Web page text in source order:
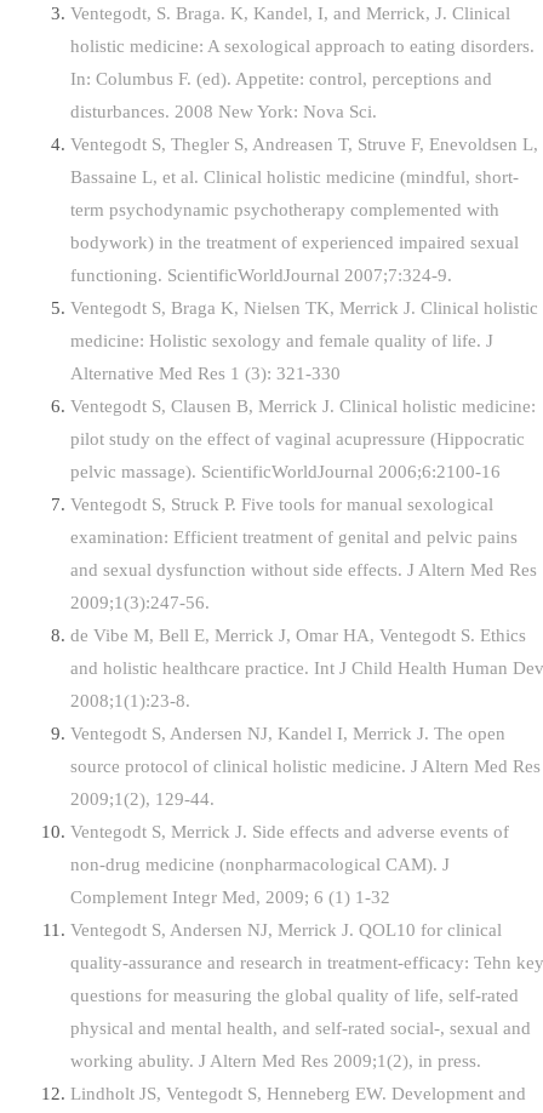
Ventegodt, S. Braga. K, Kandel, I, and Merrick, J. Clinical
holistic medicine: A sexological approach to eating disorders.
In: Columbus F. (ed). Appetite: control, perceptions and
disturbances. 2008 New York: Nova Sci.
Ventegodt S, Thegler S, Andreasen T, Struve F, Enevoldsen L,
Bassaine L, et al. Clinical holistic medicine (mindful, short-
term psychodynamic psychotherapy complemented with
bodywork) in the treatment of experienced impaired sexual
functioning. ScientificWorldJournal 2007;7:324-9.
Ventegodt S, Braga K, Nielsen TK, Merrick J. Clinical holistic
medicine: Holistic sexology and female quality of life. J
Alternative Med Res 1 (3): 321-330
Ventegodt S, Clausen B, Merrick J. Clinical holistic medicine:
pilot study on the effect of vaginal acupressure (Hippocratic
pelvic massage). ScientificWorldJournal 2006;6:2100-16
Ventegodt S, Struck P. Five tools for manual sexological
examination: Efficient treatment of genital and pelvic pains
and sexual dysfunction without side effects. J Altern Med Res
2009;1(3):247-56.
de Vibe M, Bell E, Merrick J, Omar HA, Ventegodt S. Ethics
and holistic healthcare practice. Int J Child Health Human Dev
2008;1(1):23-8.
Ventegodt S, Andersen NJ, Kandel I, Merrick J. The open
source protocol of clinical holistic medicine. J Altern Med Res
2009;1(2), 129-44.
Ventegodt S, Merrick J. Side effects and adverse events of
non-drug medicine (nonpharmacological CAM). J
Complement Integr Med, 2009; 6 (1) 1-32
Ventegodt S, Andersen NJ, Merrick J. QOL10 for clinical
quality-assurance and research in treatment-efficacy: Tehn key
questions for measuring the global quality of life, self-rated
physical and mental health, and self-rated social-, sexual and
working abulity. J Altern Med Res 2009;1(2), in press.
Lindholt JS, Ventegodt S, Henneberg EW. Development and